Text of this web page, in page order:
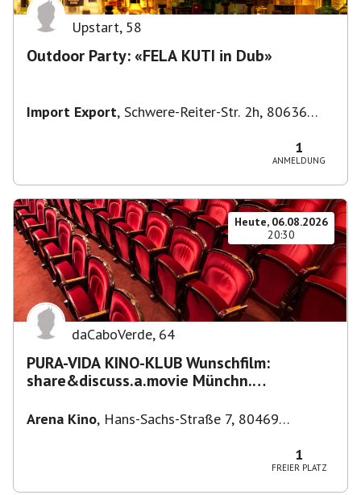
Upstart, 58
Outdoor Party: «FELA KUTI in Dub»
Import Export, Schwere-Reiter-Str. 2h, 80636
1
ANMELDUNG
Heute, 06.08.2026
20:30
daCaboVerde, 64
PURA-VIDA KINO-KLUB Wunschfilm:
share&discuss.a.movie Münchn.
Arena Kino, Hans-Sachs-Straße 7, 80469
1
FREIER PLATZ